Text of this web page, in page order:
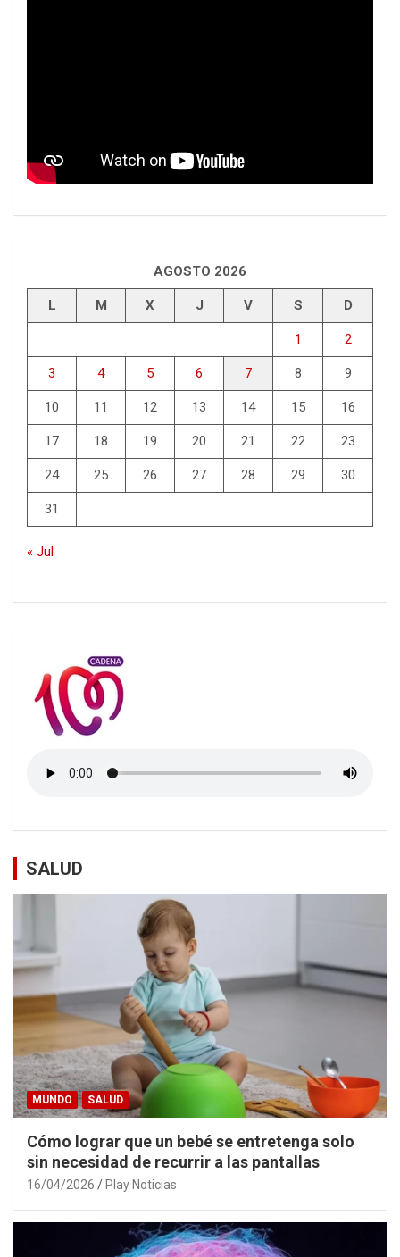
AGOSTO 2026
L M X J V S D
1 2
3 4 5 6 7 8 9
10 11 12 13 14 15 16
17 18 19 20 21 22 23
24 25 26 27 28 29 30
31
« Jul
SALUD
MUNDO SALUD
Cómo lograr que un bebé se entretenga solo
sin necesidad de recurrir a las pantallas
16/04/2026 Play Noticias